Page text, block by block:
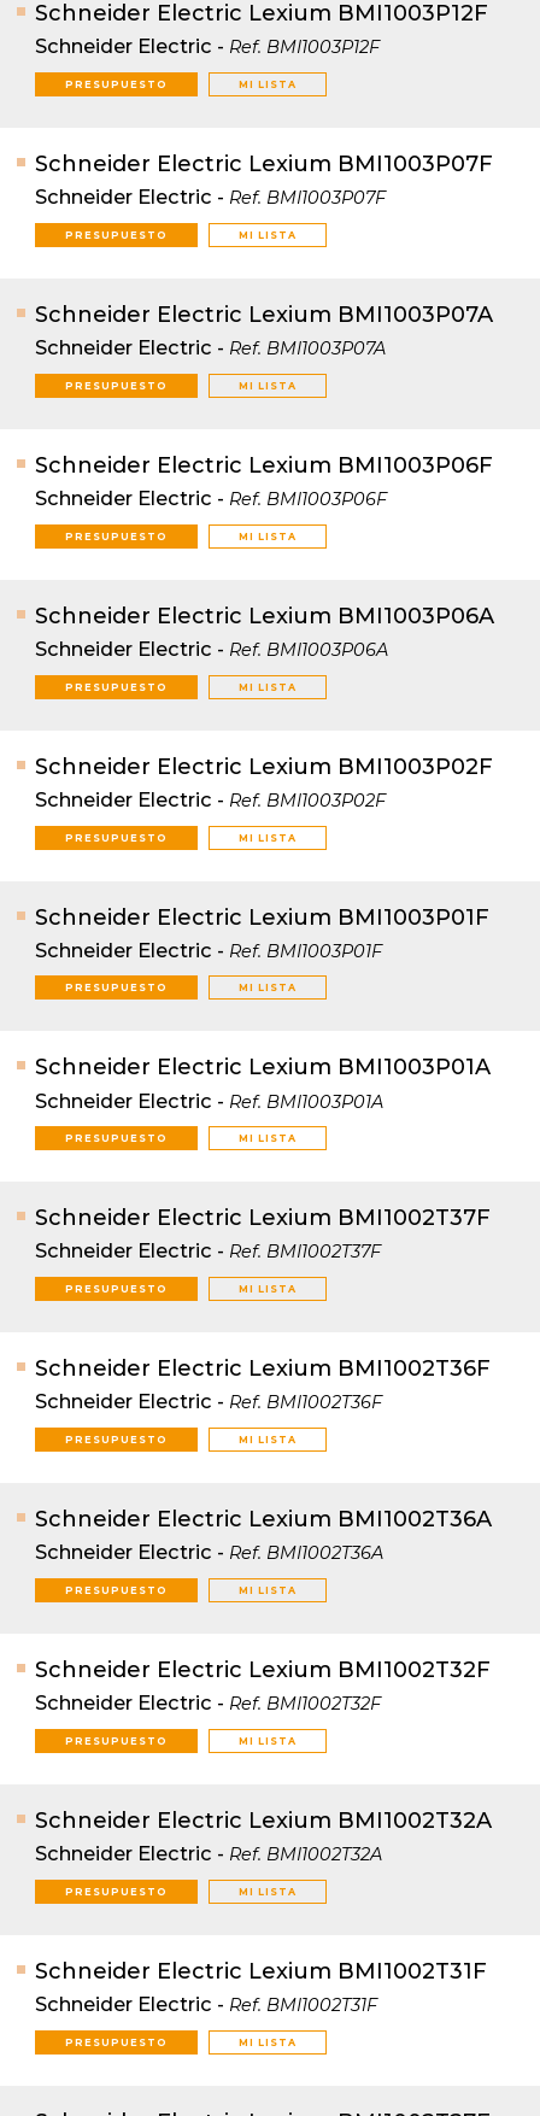
Schneider Electric Lexium BMI1003P12F
Schneider Electric - Ref. BMI1003P12F
PRESUPUESTO MI LISTA
Schneider Electric Lexium BMI1003P07F
Schneider Electric - Ref. BMI1003P07F
PRESUPUESTO MI LISTA
Schneider Electric Lexium BMI1003P07A
Schneider Electric - Ref. BMI1003P07A
PRESUPUESTO MI LISTA
Schneider Electric Lexium BMI1003P06F
Schneider Electric - Ref. BMI1003P06F
PRESUPUESTO MI LISTA
Schneider Electric Lexium BMI1003P06A
Schneider Electric - Ref. BMI1003P06A
PRESUPUESTO MI LISTA
Schneider Electric Lexium BMI1003P02F
Schneider Electric - Ref. BMI1003P02F
PRESUPUESTO MI LISTA
Schneider Electric Lexium BMI1003P01F
Schneider Electric - Ref. BMI1003P01F
PRESUPUESTO MI LISTA
Schneider Electric Lexium BMI1003P01A
Schneider Electric - Ref. BMI1003P01A
PRESUPUESTO MI LISTA
Schneider Electric Lexium BMI1002T37F
Schneider Electric - Ref. BMI1002T37F
PRESUPUESTO MI LISTA
Schneider Electric Lexium BMI1002T36F
Schneider Electric - Ref. BMI1002T36F
PRESUPUESTO MI LISTA
Schneider Electric Lexium BMI1002T36A
Schneider Electric - Ref. BMI1002T36A
PRESUPUESTO MI LISTA
Schneider Electric Lexium BMI1002T32F
Schneider Electric - Ref. BMI1002T32F
PRESUPUESTO MI LISTA
Schneider Electric Lexium BMI1002T32A
Schneider Electric - Ref. BMI1002T32A
PRESUPUESTO MI LISTA
Schneider Electric Lexium BMI1002T31F
Schneider Electric - Ref. BMI1002T31F
PRESUPUESTO MI LISTA